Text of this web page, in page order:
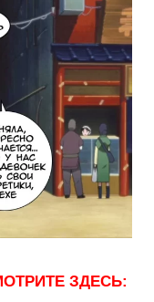
ЗДЕСЬ: